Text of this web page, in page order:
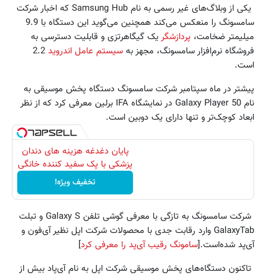
یکی از وبلاگ‌های غیر رسمی به نام Samsung Hub که اخبار شرکت
سامسونگ را منعکس می‌کند همچنین می‌گوید این دستگاه با 9.9
میلیمتر ضخامت، پردازشگر یک گیگاهرتزی و قابلیت دسترسی به
فروشگاه نرم‌افزار سامسونگ، مجهز به سیستم عامل اندروید 2.2
است.
پیشتر در ماه سپتامبر شرکت سامسونگ دستگاه پخش موسیقی به
نام Galaxy Player 50 در نمایشگاه IFA برلین معرفی کرد که از نظر
ابعاد کوچک‌تر و تنها دارای یک دوبین است.
پایان دغدغه هزینه های دندان
پزشکی با پک سفید کننده خانگی
تخفیف ویژه!
شرکت سامسونگ به تازگی با معرفی گوشی تلفن Galaxy S‌ و تبلت
GalaxyTab وارد رقابت جدی با محصولات شرکت اپل نظیر آی‌فون و
آی‌پد شده‌است.[سامونگ رقیب آی‌پد را معرفی کرد]
تاکنون دستگاه‌های پخش موسیقی شرکت اپل به نام آی‌پاد بیش از